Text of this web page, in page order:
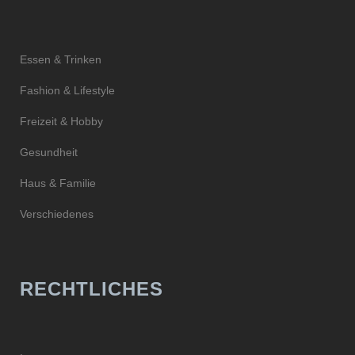
Essen & Trinken
Fashion & Lifestyle
Freizeit & Hobby
Gesundheit
Haus & Familie
Verschiedenes
RECHTLICHES